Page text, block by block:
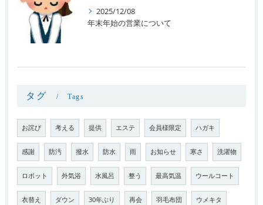
2025/12/08
年末年始の営業について
タグ Tags
お詫び 考える 提供 エステ 会員様限定 ハガキ
感謝 防汚 撥水 防水 雨 お知らせ 寒さ 洗濯物
ロボット 外気浴 水風呂 整う 最高気温 ウールコート
衣替え ダウン 30年ぶり 再会 羽毛布団 ウメキタ